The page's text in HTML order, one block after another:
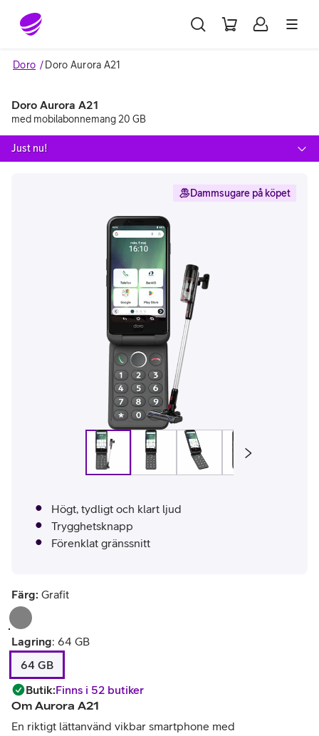
Gå till sidans innehåll
Doro Doro Aurora A21
Doro Aurora A21
med mobilabonnemang 20 GB
Just nu!
Dammsugare på köpet
Högt, tydligt och klart ljud
Trygghetsknapp
Förenklat gränssnitt
Färg: Grafit
Lagring: 64 GB
64 GB
Butik:Finns i 52 butiker
Om Aurora A21
En riktigt lättanvänd vikbar smartphone med